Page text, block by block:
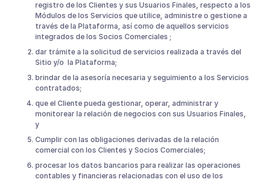
registro de los Clientes y sus Usuarios Finales, respecto a los
Módulos de los Servicios que utilice, administre o gestione a
través de la Plataforma, así como de aquellos servicios
integrados de los Socios Comerciales ;
dar trámite a la solicitud de servicios realizada a través del
Sitio y/o la Plataforma;
brindar de la asesoría necesaria y seguimiento a los Servicios
contratados;
que el Cliente pueda gestionar, operar, administrar y
monitorear la relación de negocios con sus Usuarios Finales,
y
Cumplir con las obligaciones derivadas de la relación
comercial con los Clientes y Socios Comerciales;
procesar los datos bancarios para realizar las operaciones
contables y financieras relacionadas con el uso de los